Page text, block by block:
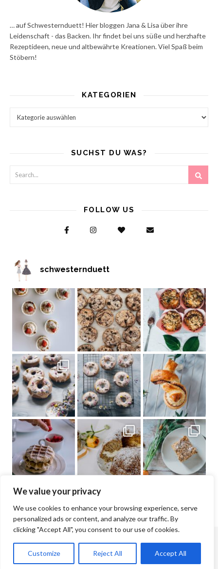
We value your privacy
We use cookies to enhance your browsing experience, serve
personalized ads or content, and analyze our traffic. By
clicking "Accept All", you consent to our use of cookies.
Customize Reject All Accept All
… auf Schwesternduett! Hier bloggen Jana & Lisa über ihre
Leidenschaft - das Backen. Ihr findet bei uns süße und herzhafte
Rezeptideen, neue und altbewährte Kreationen. Viel Spaß beim
Stöbern!
KATEGORIEN
SUCHST DU WAS?
FOLLOW US
schwesternduett
© Jana & Lisa Cramer | 2026 |Impressum